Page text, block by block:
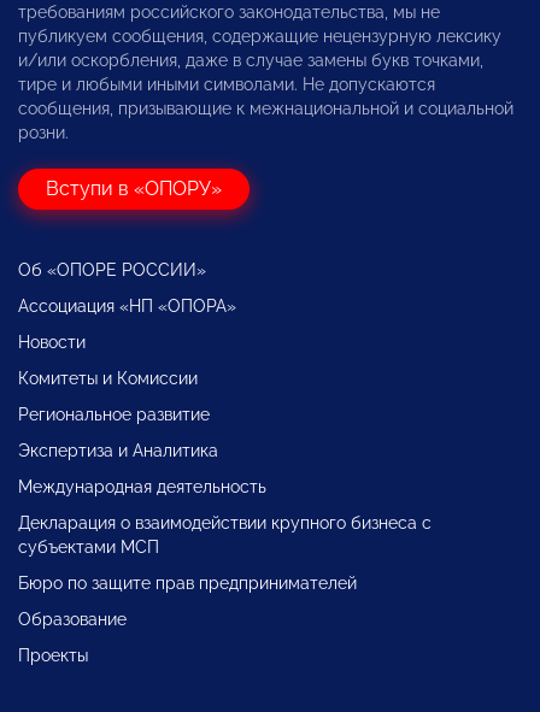
требованиям российского законодательства, мы не
публикуем сообщения, содержащие нецензурную лексику
и/или оскорбления, даже в случае замены букв точками,
тире и любыми иными символами. Не допускаются
сообщения, призывающие к межнациональной и социальной
розни.
Вступи в «ОПОРУ»
Об «ОПОРЕ РОССИИ»
Ассоциация «НП «ОПОРА»
Новости
Комитеты и Комиссии
Региональное развитие
Экспертиза и Аналитика
Международная деятельность
Декларация о взаимодействии крупного бизнеса с
субъектами МСП
Бюро по защите прав предпринимателей
Образование
Проекты